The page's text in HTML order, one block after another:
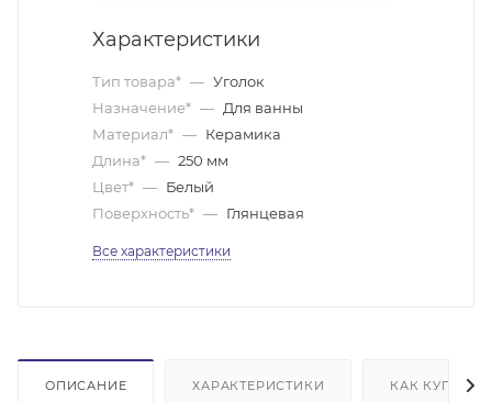
Характеристики
Тип товара* — Уголок
Назначение* — Для ванны
Материал* — Керамика
Длина* — 250 мм
Цвет* — Белый
Поверхность* — Глянцевая
Все характеристики
ОПИСАНИЕ ХАРАКТЕРИСТИКИ КАК КУПИТЬ